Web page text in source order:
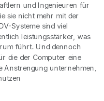
und Ingenieuren für
sie nicht mehr mit der
Systeme sind viel
leistungsstärker, was
führt. Und dennoch
die der Computer eine
unternehmen,